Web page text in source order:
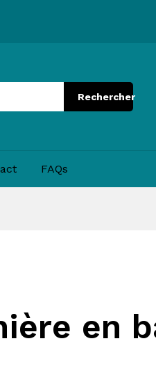
Rechercher
FAQs
en